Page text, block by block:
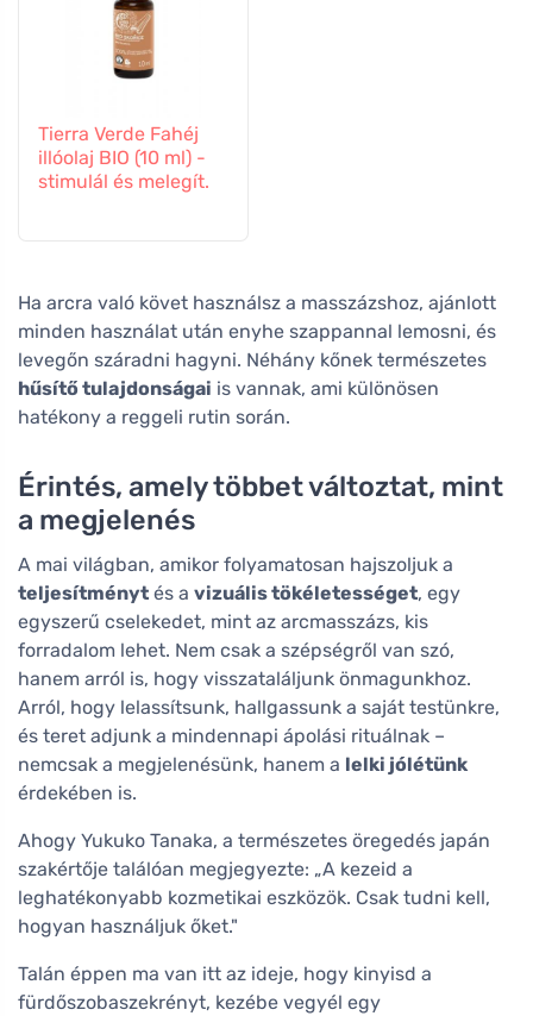
Tierra Verde Fahéj
illóolaj BIO (10 ml) -
stimulál és melegít.
Ha arcra való követ használsz a masszázshoz, ajánlott
minden használat után enyhe szappannal lemosni, és
levegőn száradni hagyni. Néhány kőnek természetes
hűsítő tulajdonságai is vannak, ami különösen
hatékony a reggeli rutin során.
Érintés, amely többet változtat, mint
a megjelenés
A mai világban, amikor folyamatosan hajszoljuk a
teljesítményt és a vizuális tökéletességet, egy
egyszerű cselekedet, mint az arcmasszázs, kis
forradalom lehet. Nem csak a szépségről van szó,
hanem arról is, hogy visszataláljunk önmagunkhoz.
Arról, hogy lelassítsunk, hallgassunk a saját testünkre,
és teret adjunk a mindennapi ápolási rituálnak –
nemcsak a megjelenésünk, hanem a lelki jólétünk
érdekében is.
Ahogy Yukuko Tanaka, a természetes öregedés japán
szakértője találóan megjegyezte: „A kezeid a
leghatékonyabb kozmetikai eszközök. Csak tudni kell,
hogyan használjuk őket."
Talán éppen ma van itt az ideje, hogy kinyisd a
fürdőszobaszekrényt, kezébe vegyél egy